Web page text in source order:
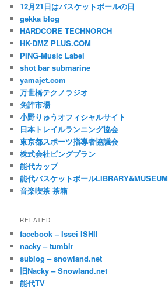
12月21日はバスケットボールの日
gekka blog
HARDCORE TECHNORCH
HK-DMZ PLUS.COM
PING-Music Label
shot bar submarine
yamajet.com
万世橋テクノラジオ
免許市場
小野りゅうオフィシャルサイト
日本トレイルランニング協会
東京都スポーツ指導者協議会
株式会社ピングプラン
能代カップ
能代バスケットボールLIBRARY&MUSEUM
音楽喫茶 茶箱
RELATED
facebook – Issei ISHII
nacky – tumblr
sublog – snowland.net
旧Nacky – Snowland.net
能代TV